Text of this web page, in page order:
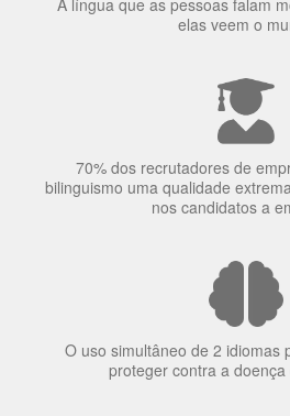
A língua que as pessoas falam
70% dos recrutadores de
bilinguismo uma qualidade
O uso simultâneo de 2 idiomas